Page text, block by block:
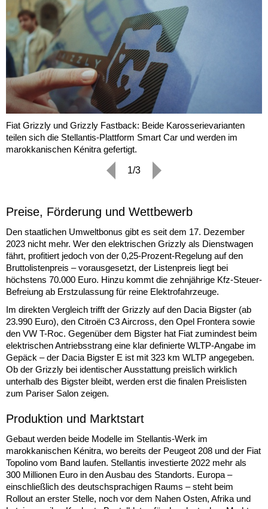
Fiat Grizzly und Grizzly Fastback: Beide Karosserievarianten
teilen sich die Stellantis-Plattform Smart Car und werden im
marokkanischen Kénitra gefertigt.
1/3
Preise, Förderung und Wettbewerb
Den staatlichen Umweltbonus gibt es seit dem 17. Dezember
2023 nicht mehr. Wer den elektrischen Grizzly als Dienstwagen
fährt, profitiert jedoch von der 0,25-Prozent-Regelung auf den
Bruttolistenpreis – vorausgesetzt, der Listenpreis liegt bei
höchstens 70.000 Euro. Hinzu kommt die zehnjährige Kfz-Steuer-
Befreiung ab Erstzulassung für reine Elektrofahrzeuge.
Im direkten Vergleich trifft der Grizzly auf den Dacia Bigster (ab
23.990 Euro), den Citroën C3 Aircross, den Opel Frontera sowie
den VW T-Roc. Gegenüber dem Bigster hat Fiat zumindest beim
elektrischen Antriebsstrang eine klar definierte WLTP-Angabe im
Gepäck – der Dacia Bigster E ist mit 323 km WLTP angegeben.
Ob der Grizzly bei identischer Ausstattung preislich wirklich
unterhalb des Bigster bleibt, werden erst die finalen Preislisten
zum Pariser Salon zeigen.
Produktion und Marktstart
Gebaut werden beide Modelle im Stellantis-Werk im
marokkanischen Kénitra, wo bereits der Peugeot 208 und der Fiat
Topolino vom Band laufen. Stellantis investierte 2022 mehr als
300 Millionen Euro in den Ausbau des Standorts. Europa –
einschließlich des deutschsprachigen Raums – steht beim
Rollout an erster Stelle, noch vor dem Nahen Osten, Afrika und